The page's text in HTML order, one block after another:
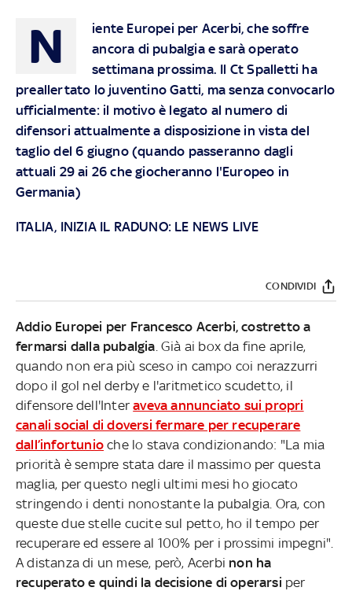
N
iente Europei per Acerbi, che soffre
ancora di pubalgia e sarà operato
settimana prossima. Il Ct Spalletti ha
preallertato lo juventino Gatti, ma senza convocarlo
ufficialmente: il motivo è legato al numero di
difensori attualmente a disposizione in vista del
taglio del 6 giugno (quando passeranno dagli
attuali 29 ai 26 che giocheranno l'Europeo in
Germania)
ITALIA, INIZIA IL RADUNO: LE NEWS LIVE
CONDIVIDI
Addio Europei per Francesco Acerbi, costretto a
fermarsi dalla pubalgia . Già ai box da fine aprile,
quando non era più sceso in campo coi nerazzurri
dopo il gol nel derby e l'aritmetico scudetto, il
difensore dell'Interaveva annunciato sui propri
canali social di doversi fermare per recuperare
dall’infortunio che lo stava condizionando: "La mia
priorità è sempre stata dare il massimo per questa
maglia, per questo negli ultimi mesi ho giocato
stringendo i denti nonostante la pubalgia. Ora, con
queste due stelle cucite sul petto, ho il tempo per
recuperare ed essere al 100% per i prossimi impegni".
A distanza di un mese, però, Acerbi non ha
recuperato e quindi la decisione di operarsi per